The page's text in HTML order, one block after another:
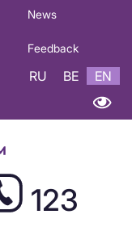
News
Feedback
RU BE EN
123